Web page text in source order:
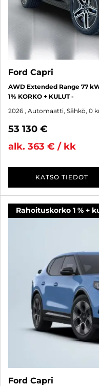
Ford Capri
AWD Extended Range 77
1% KORKO + KULUT -
2026 , Automaatti, Sähkö, 0
53 130 €
alk. 363 € / kk
KATSO TIEDOT
Rahoituskorko 1 % +
Ford Capri